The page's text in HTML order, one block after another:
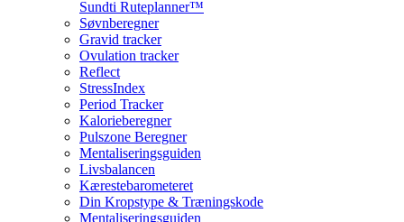
Sundti Ruteplanner™
Søvnberegner
Gravid tracker
Ovulation tracker
Reflect
StressIndex
Period Tracker
Kalorieberegner
Pulszone Beregner
Mentaliseringsguiden
Livsbalancen
Kærestebarometeret
Din Kropstype & Træningskode
Mentaliseringsguiden